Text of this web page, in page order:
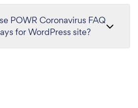
POWR Coronavirus FAQ
for WordPress site?